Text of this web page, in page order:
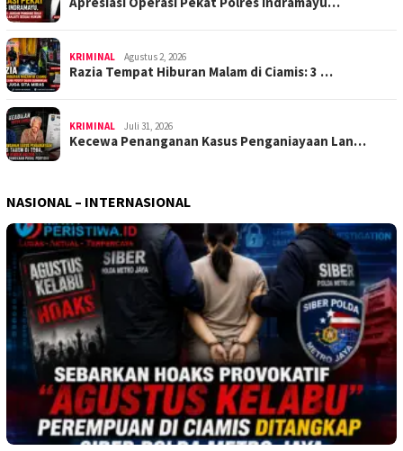
KRIMINAL Agustus 2, 2026
Razia Tempat Hiburan Malam di Ciamis: 3 …
KRIMINAL Juli 31, 2026
Kecewa Penanganan Kasus Penganiayaan Lan…
NASIONAL – INTERNASIONAL